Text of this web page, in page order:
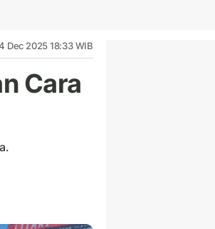
Dec 2025 18:33 WIB
Cara